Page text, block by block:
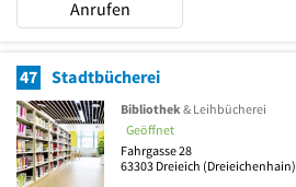
Anrufen
47 Stadtbücherei
Bibliothek& Leihbücherei
Geöffnet
Fahrgasse 28
63303 Dreieich (Dreieichenhain)